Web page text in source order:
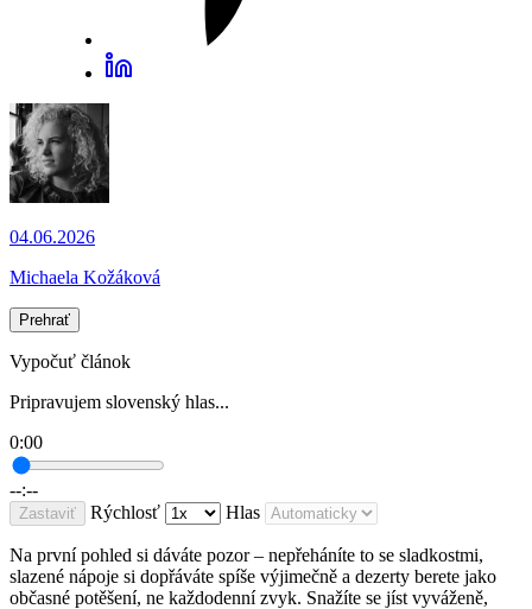
04.06.2026
Michaela Kožáková
Prehrať
Vypočuť článok
Pripravujem slovenský hlas...
0:00
--:--
Zastaviť Rýchlosť Hlas
Na první pohled si dáváte pozor – nepřeháníte to se sladkostmi,
slazené nápoje si dopřáváte spíše výjimečně a dezerty berete jako
občasné potěšení, ne každodenní zvyk. Snažíte se jíst vyváženě,